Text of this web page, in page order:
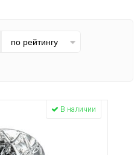
В наличии